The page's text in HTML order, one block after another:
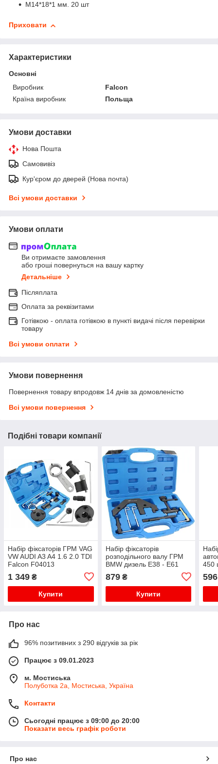
М14*18*1 мм. 20 шт
Приховати
Характеристики
Основні
Виробник
Falcon
Країна виробник
Польща
Умови доставки
Нова Пошта
Самовивіз
Кур'єром до дверей (Нова почта)
Всі умови доставки
Умови оплати
Ви отримаєте замовлення
або гроші повернуться на вашу картку
Детальніше
Післяплата
Оплата за реквізитами
Готівкою - оплата готівкою в пункті видачі після перевірки
товару
Всі умови оплати
Умови повернення
Повернення товару впродовж 14 днів за домовленістю
Всі умови повернення
Подібні товари компанії
Набір фіксаторів ГРМ VAG
VW AUDI A3 A4 1.6 2.0 TDI
Falcon F04013
1 349 ₴
Купити
Набір фіксаторів
розподільного валу ГРМ
BMW дизель E38 - E61
M47 M57 Falcon F04053
879₴
Купити
450
596
Про нас
96% позитивних з 290 відгуків за рік
Працює з 09.01.2023
м. Мостиська
Полуботка 2а, Мостиська, Україна
Контакти
Сьогодні працює з 09:00 до 20:00
Показати весь графік роботи
Про нас